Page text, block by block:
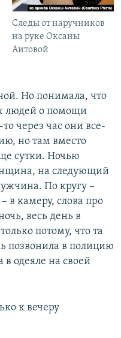
Следы от наручников
на руке Оксаны
Аитовой
Но понимала, что
людей о помощи
через час они все-
но там вместо
сутки. Ночью
на следующий
По кругу –
в камеру, слова про
весь день в
потому, что та
позвонила в полицию
в одеяле на своей
к вечеру